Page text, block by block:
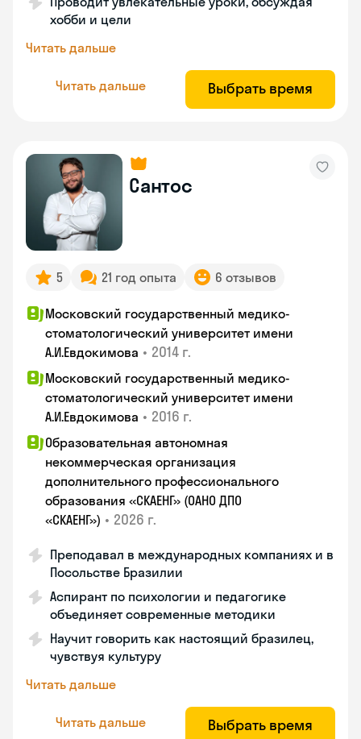
хобби и цели
Читать дальше
Читать дальше Выбрать время
Сантос
5 21 год опыта 6 отзывов
Московский государственный медико-
стоматологический университет имени
А.И.Евдокимова • 2014 г.
Московский государственный медико-
стоматологический университет имени
А.И.Евдокимова • 2016 г.
Образовательная автономная
некоммерческая организация
дополнительного профессионального
образования «СКАЕНГ» (ОАНО ДПО
«СКАЕНГ») • 2026 г.
Преподавал в международных компаниях и в
Посольстве Бразилии
Аспирант по психологии и педагогике
объединяет современные методики
Научит говорить как настоящий бразилец,
чувствуя культуру
Читать дальше
Читать дальше Выбрать время